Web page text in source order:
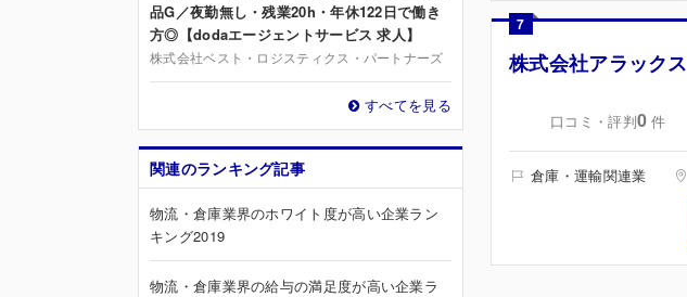
7
株式会社アラックス
口コミ・評判0 件
倉庫・運輸関連業
品G／夜勤無し・残業20h・年休122日で働き
方◎【dodaエージェントサービス 求人】
株式会社ベスト・ロジスティクス・パートナーズ
すべてを見る
関連のランキング記事
物流・倉庫業界のホワイト度が高い企業ラン
キング2019
物流・倉庫業界の給与の満足度が高い企業ラ